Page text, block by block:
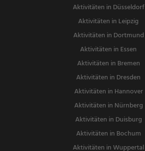
Aktivitäten in Düsseldorf
Aktivitäten in Leipzig
Aktivitäten in Dortmund
Aktivitäten in Essen
Aktivitäten in Bremen
Aktivitäten in Dresden
Aktivitäten in Hannover
Aktivitäten in Nürnberg
Aktivitäten in Duisburg
Aktivitäten in Bochum
Aktivitäten in Wuppertal